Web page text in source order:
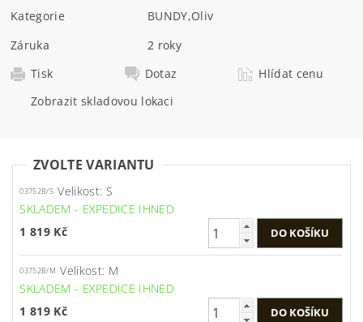
Kategorie
BUNDY,Oliv
Záruka
2 roky
Tisk
Dotaz
Hlídat cenu
Zobrazit skladovou lokaci
ZVOLTE VARIANTU
03752B/S Velikost: S
SKLADEM - EXPEDICE IHNED
1 819 Kč
03752B/M Velikost: M
SKLADEM - EXPEDICE IHNED
1 819 Kč